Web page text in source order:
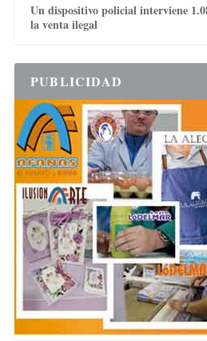
Un dispositivo policial interviene
la venta ilegal
PUBLICIDAD